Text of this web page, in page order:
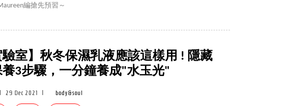
編搶先預習～
驗室】秋冬保濕乳液應該這樣用 ! 隱藏
3步驟，一分鐘養成"水玉光"
29 Dec 2021 body&soul